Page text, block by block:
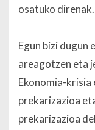
osatuko direnak.
Egun bizi dugun
areagotzen eta
Ekonomia-krisia
prekarizazioa
prekarizazioa